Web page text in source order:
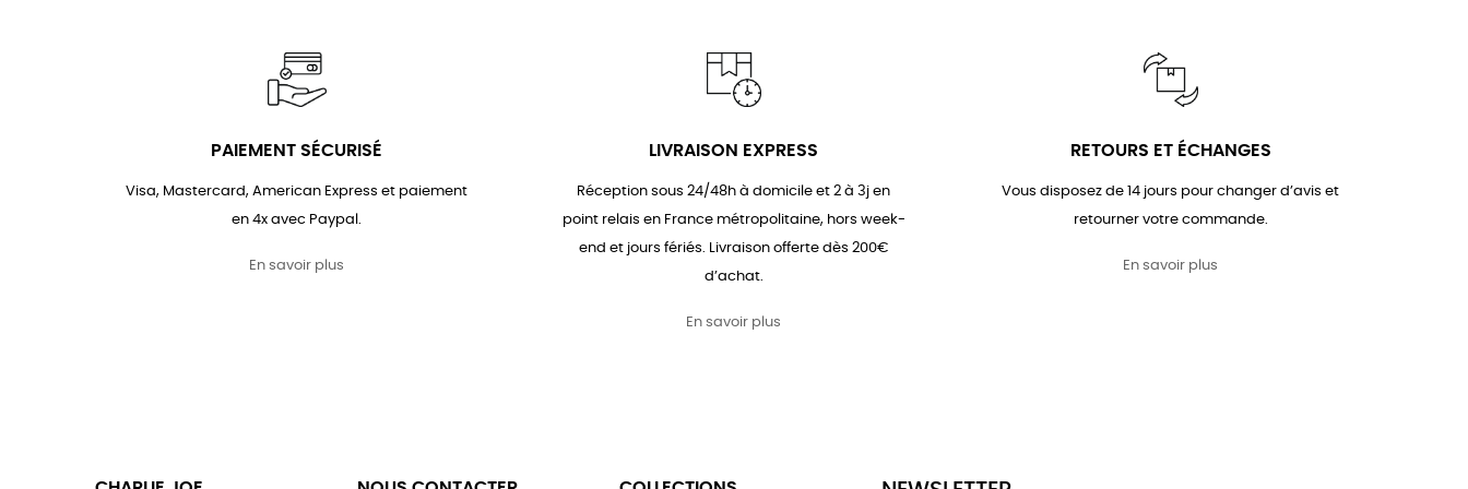
PAIEMENT SÉCURISÉ
Visa, Mastercard, American Express et paiement
en 4x avec Paypal.
En savoir plus
LIVRAISON EXPRESS
Réception sous 24/48h à domicile et 2 à 3j en
point relais en France métropolitaine, hors week-
end et jours fériés. Livraison offerte dès 200€
d’achat.
En savoir plus
RETOURS ET ÉCHANGES
Vous disposez de 14 jours pour changer d’avis et
retourner votre commande.
En savoir plus